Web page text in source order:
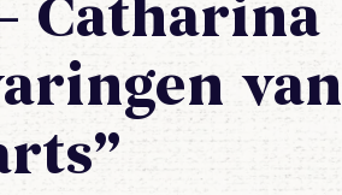
Catharina
van